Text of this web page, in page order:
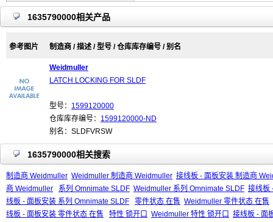
1635790000相关产品
参考图片 制造商 / 描述 / 型号 / 仓库库存编号 / 别名
Weidmuller
LATCH LOCKING FOR SLDF
型号： 1599120000
仓库库存编号： 1599120000-ND
别名：SLDFVRSW
1635790000相关搜索
制造商 Weidmuller Weidmuller 制造商 Weidmuller 接线板 - 面板安装 制造商
商 Weidmuller
系列 Omnimate SLDF Weidmuller 系列 Omnimate SLDF 接线板
线板 - 面板安装 系列 Omnimate SLDF
零件状态 在售 Weidmuller 零件状态 在售
线板 - 面板安装 零件状态 在售
特性 锁开口 Weidmuller 特性 锁开口 接线板 - 面